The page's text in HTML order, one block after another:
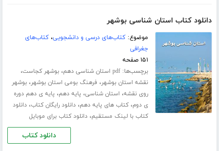
دانلود کتاب استان شناسی بوشهر
موضوع:کتاب‌های درسی و دانشجویی،کتاب‌های
جغرافی
۱۵۱ صفحه
برچسب‌ها:pdf استان شناسی دهم ،بوشهر کجاست،
نقشه استان بوشهر، فرهنگ بومی استان بوشهر،بوشهر
روی نقشه، استان شناسی، پایه دهم، پایه ی دهم دوره
ی دوم،کتاب های پایه دهم،دانلود رایگان کتاب،دانلود
کتاب با لینک مستقیم،دانلود کتاب برای موبایل
دانلود کتاب